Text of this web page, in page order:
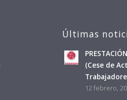
Últimas
(Cese de
12 febrero,